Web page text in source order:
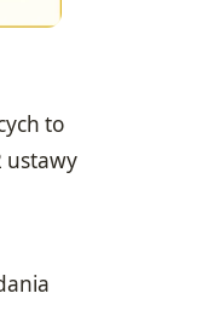
to
ustawy